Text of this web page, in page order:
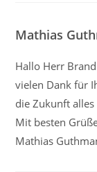
Mathias
Hallo Herr
vielen Dank für
die Zukunft alles
Mit besten
Mathias